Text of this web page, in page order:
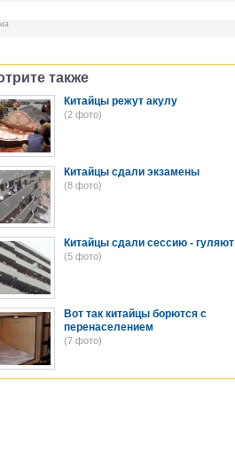
также
Китайцы режут акулу
(2 фото)
Китайцы сдали экзамены
(8 фото)
Китайцы сдали сессию - гуляют
(5 фото)
Вот так китайцы борются с
перенаселением
(7 фото)